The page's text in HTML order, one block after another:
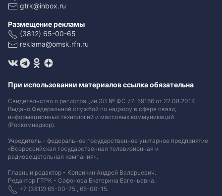
gtrk@inbox.ru
Размещение рекламы
(3812) 65-00-65
reklama@omsk.rfn.ru
При использовании материалов ссылка обязательна
Свидетельство о регистрации ЭЛ № ФС 77-59166 от 22.08.2014.
Выдано Федеральной службой по надзору в сфере связи,
информационных технологий и массовых коммуникаций
(Роскомнадзор).
Учредитель - федеральное государственное унитарное предприятие
«Всероссийская государственная телевизионная и
радиовещательная компания».
Главный редактор - Копейкин Андрей Валерьевич.
Редактор ГТРК - Сафонова Екатерина Евгеньевна.
+7 (3812) 65-00-75 , 65-00-15.